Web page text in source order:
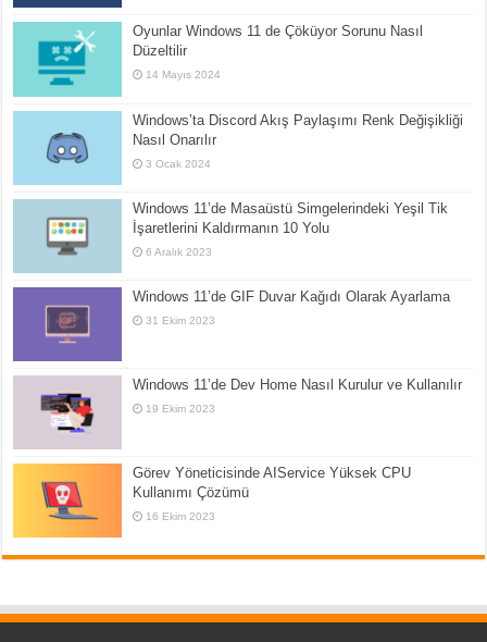
Oyunlar Windows 11 de Çöküyor Sorunu Nasıl
Düzeltilir
14 Mayıs 2024
Windows’ta Discord Akış Paylaşımı Renk Değişikliği
Nasıl Onarılır
3 Ocak 2024
Windows 11’de Masaüstü Simgelerindeki Yeşil Tik
İşaretlerini Kaldırmanın 10 Yolu
6 Aralık 2023
Windows 11’de GIF Duvar Kağıdı Olarak Ayarlama
31 Ekim 2023
Windows 11’de Dev Home Nasıl Kurulur ve Kullanılır
19 Ekim 2023
Görev Yöneticisinde AIService Yüksek CPU
Kullanımı Çözümü
16 Ekim 2023